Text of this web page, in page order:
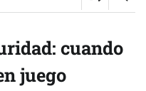
cuando
juego